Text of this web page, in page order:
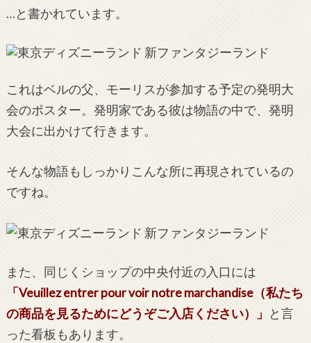
…と書かれています。
これはベルの父、モーリスが参加する予定の発明大
会のポスター。発明家である彼は物語の中で、発明
大会に出かけて行きます。
そんな物語もしっかりこんな所に再現されているの
ですね。
また、同じくショップの中央付近の入口には
「Veuillez entrer pour voir notre marchandise（私たち
の商品を見るためにどうぞご入店ください）」
と言
った看板もあります。